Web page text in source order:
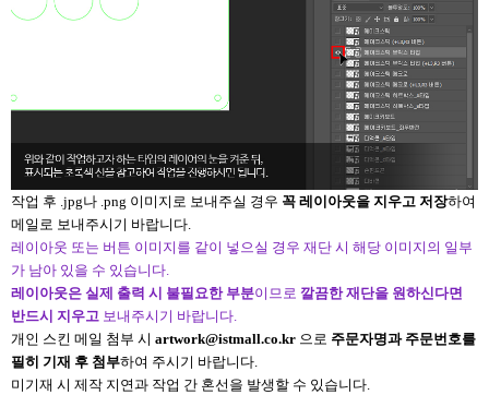
작업 후 .jpg나 .png 이미지로 보내주실 경우 꼭 레이아웃을 지우고 저장하여
메일로 보내주시기 바랍니다.
레이아웃 또는 버튼 이미지를 같이 넣으실 경우 재단 시 해당 이미지의 일부
가 남아 있을 수 있습니다.
레이아웃은 실제 출력 시 불필요한 부분이므로 깔끔한 재단을 원하신다면
반드시 지우고 보내주시기 바랍니다.
개인 스킨 메일 첨부 시 artwork@istmall.co.kr 으로 주문자명과 주문번호를
필히 기재 후 첨부하여 주시기 바랍니다.
미기재 시 제작 지연과 작업 간 혼선을 발생할 수 있습니다.